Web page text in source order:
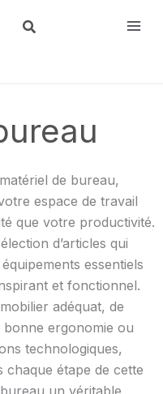
de bureau,
espace de travail
que votre productivité.
d’articles qui
essentiels
et fonctionnel.
adéquat, de
bonne ergonomie ou
technologiques,
étape de cette
un véritable